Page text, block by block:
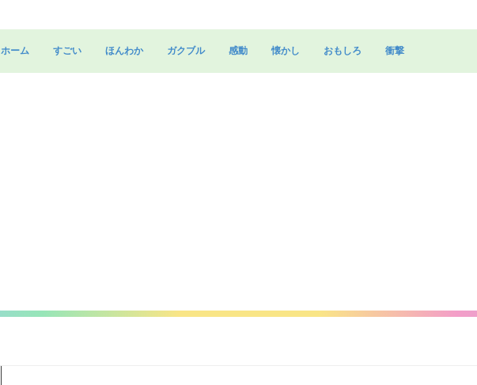
to
ホーム すごい ほんわか ガクブル 感動 懐かし おもしろ 衝撃